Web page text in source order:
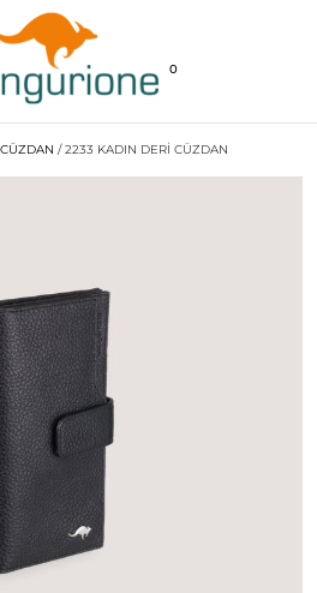
0
/ 2233 KADIN DERI CÜZDAN